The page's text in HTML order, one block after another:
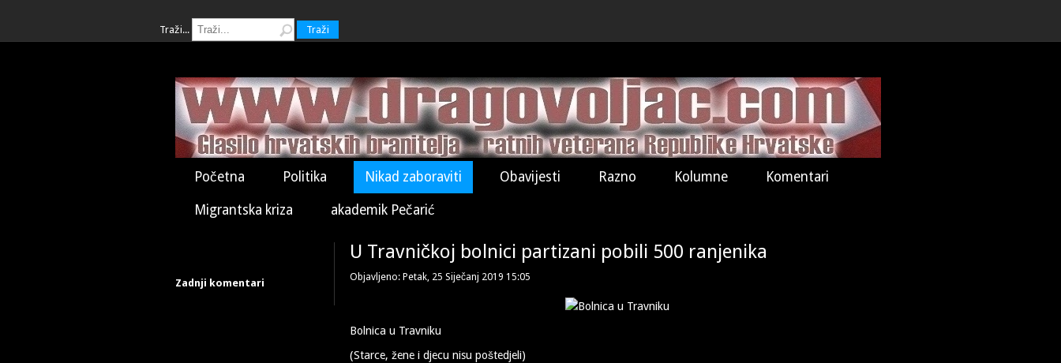
Traži... Traži
Početna Politika Nikad zaboraviti Obavijesti Razno Kolumne Komentari
Migrantska kriza akademik Pečarić
Zadnji komentari
U Travničkoj bolnici partizani pobili 500 ranjenika
Objavljeno: Petak, 25 Siječanj 2019 15:05
Bolnica u Travniku
(Starce, žene i djecu nisu poštedjeli)